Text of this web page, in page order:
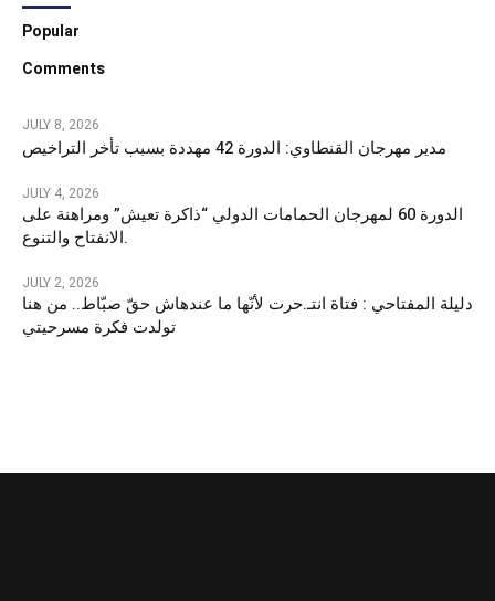
Popular
Comments
JULY 8, 2026
مدير مهرجان القنطاوي: الدورة 42 مهددة بسبب تأخر التراخيص
JULY 4, 2026
الدورة 60 لمهرجان الحمامات الدولي “ذاكرة تعيش” ومراهنة على
الانفتاح والتنوع.
JULY 2, 2026
دليلة المفتاحي : فتاة انتـ.حرت لأنّها ما عندهاش حقّ صبّاط.. من هنا
تولدت فكرة مسرحيتي